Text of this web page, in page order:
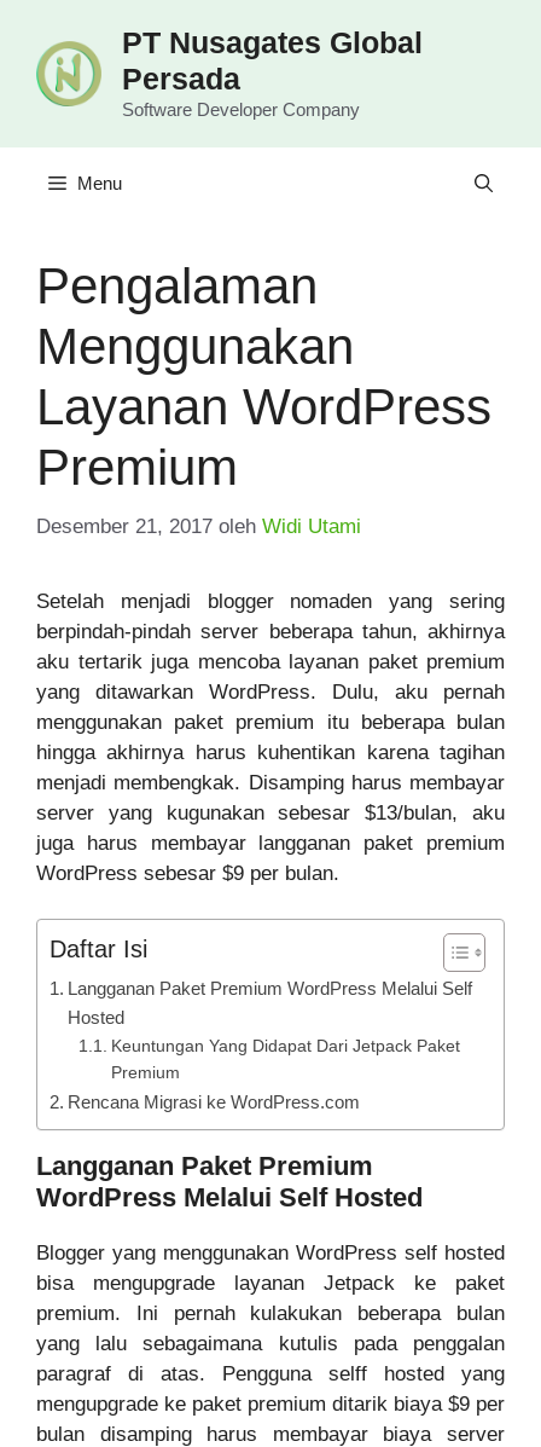
PT Nusagates Global
Persada
Software Developer Company
Menu
Pengalaman
Menggunakan
Layanan WordPress
Premium
Desember 21, 2017 oleh Widi Utami
Setelah menjadi blogger nomaden yang sering
berpindah-pindah server beberapa tahun, akhirnya
aku tertarik juga mencoba layanan paket premium
yang ditawarkan WordPress. Dulu, aku pernah
menggunakan paket premium itu beberapa bulan
hingga akhirnya harus kuhentikan karena tagihan
menjadi membengkak. Disamping harus membayar
server yang kugunakan sebesar $13/bulan, aku
juga harus membayar langganan paket premium
WordPress sebesar $9 per bulan.
Daftar Isi
Langganan Paket Premium WordPress Melalui Self
Hosted
Keuntungan Yang Didapat Dari Jetpack Paket
Premium
Rencana Migrasi ke WordPress.com
Langganan Paket Premium
WordPress Melalui Self Hosted
Blogger yang menggunakan WordPress self hosted
bisa mengupgrade layanan Jetpack ke paket
premium. Ini pernah kulakukan beberapa bulan
yang lalu sebagaimana kutulis pada penggalan
paragraf di atas. Pengguna selff hosted yang
mengupgrade ke paket premium ditarik biaya $9 per
bulan disamping harus membayar biaya server